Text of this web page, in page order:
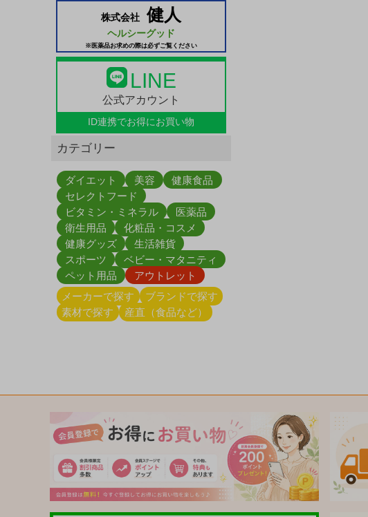
株式会社 健人
ヘルシーグッド
※医薬品お求めの際は必ずご覧ください
LINE
公式アカウント
ID連携でお得にお買い物
カテゴリー
ダイエット 美容
健康食品
セレクトフード
ビタミン・ミネラル
医薬品
衛生用品
化粧品・コスメ
健康グッズ
生活雑貨
スポーツ
ベビー・マタニティ
ペット用品
アウトレット
メーカーで探す
ブランドで探す
素材で探す
産直（食品など）